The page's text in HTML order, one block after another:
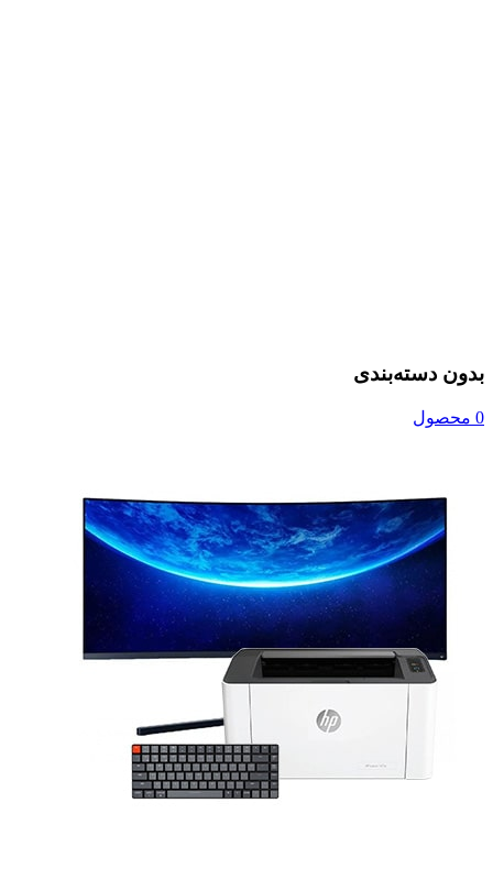
بدون دسته‌بندی
0 محصول